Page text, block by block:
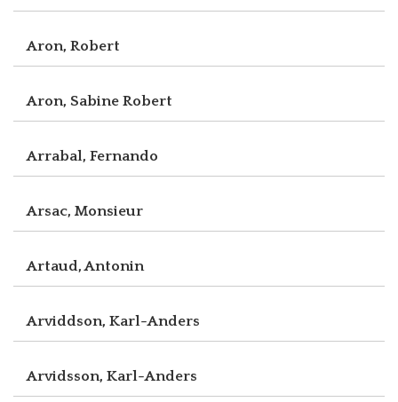
Aron, Robert
Aron, Sabine Robert
Arrabal, Fernando
Arsac, Monsieur
Artaud, Antonin
Arviddson, Karl-Anders
Arvidsson, Karl-Anders